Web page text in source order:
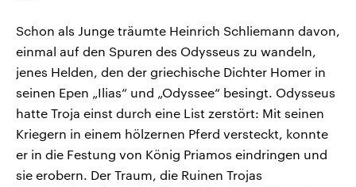
Schon als Junge träumte Heinrich Schliemann davon,
einmal auf den Spuren des Odysseus zu wandeln,
jenes Helden, den der griechische Dichter Homer in
seinen Epen „Ilias“ und „Odyssee“ besingt. Odysseus
hatte Troja einst durch eine List zerstört: Mit seinen
Kriegern in einem hölzernen Pferd versteckt, konnte
er in die Festung von König Priamos eindringen und
sie erobern. Der Traum, die Ruinen Trojas